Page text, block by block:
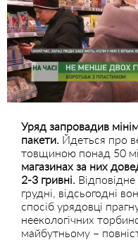
Уряд запровадив
пакети. Йдеться про
товщиною понад 50
магазинах за них
2-3 гривні.
грудні, відсьогодні
спосіб урядовці
неекологічних
майбутньому –